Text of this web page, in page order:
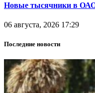
Новые тысячники в
06 августа, 2026 17:29
Последние новости